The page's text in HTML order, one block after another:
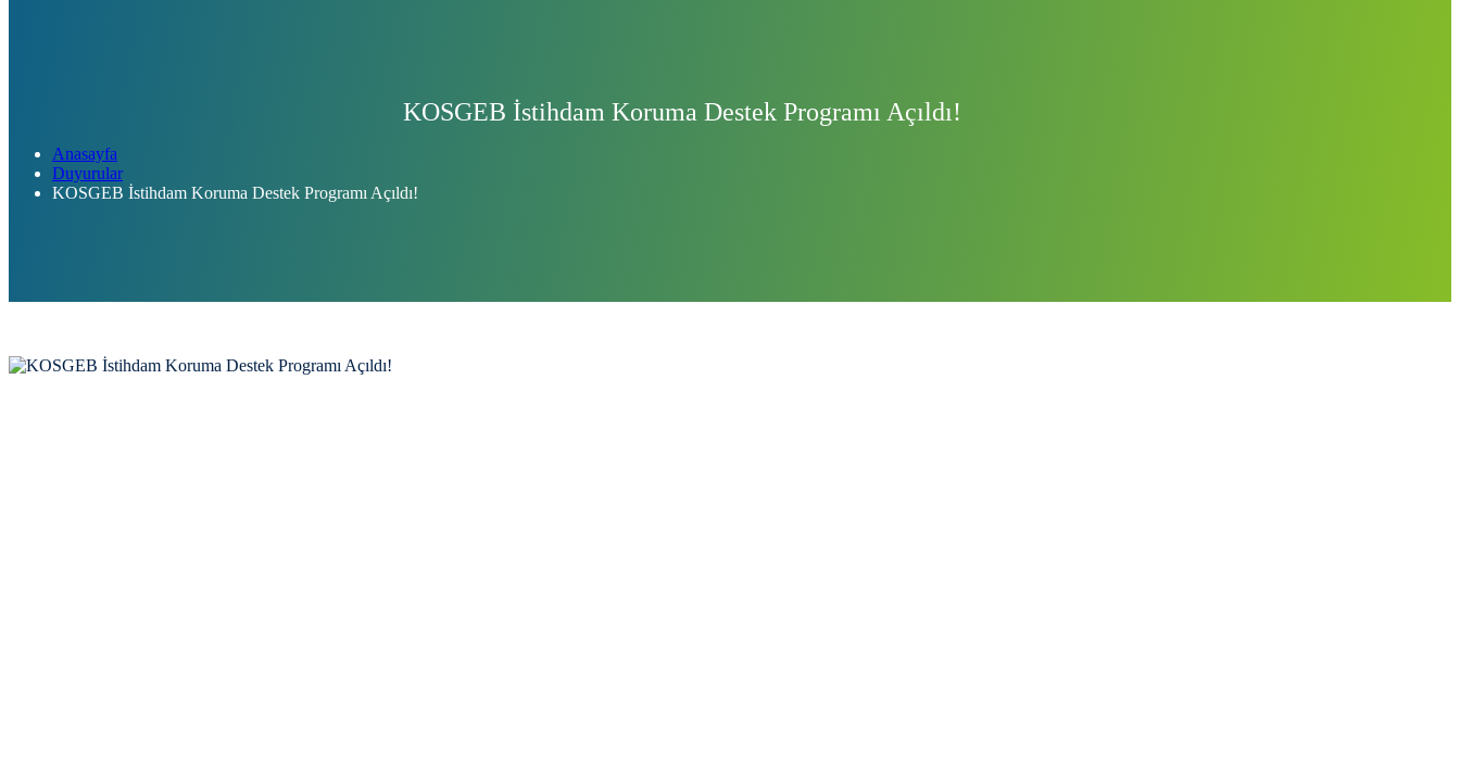
KOSGEB İstihdam Koruma Destek Programı Açıldı!
Anasayfa
Duyurular
KOSGEB İstihdam Koruma Destek Programı Açıldı!